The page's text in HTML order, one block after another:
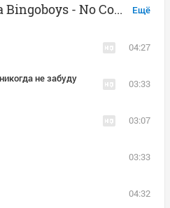
Ещё
Музыка похожая на Bingoboys - No Communication (Wicked Plastic 12'' Dance Mix)
04:27
не забуду
03:33
03:07
03:33
04:32